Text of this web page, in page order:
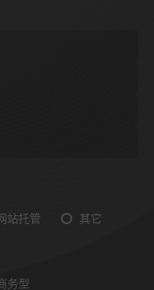
站托管 其它
务型